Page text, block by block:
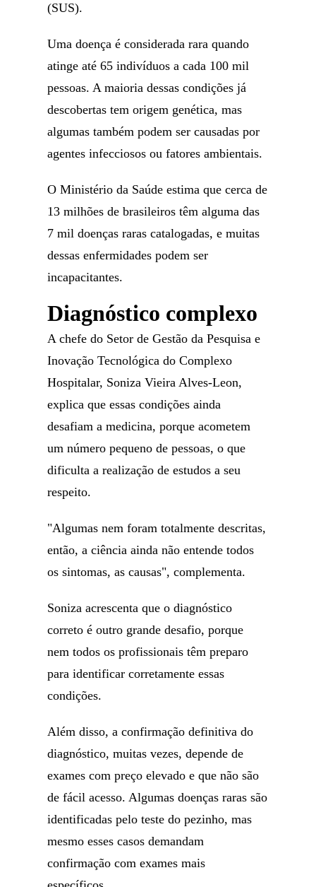
(SUS).
Uma doença é considerada rara quando
atinge até 65 indivíduos a cada 100 mil
pessoas. A maioria dessas condições já
descobertas tem origem genética, mas
algumas também podem ser causadas por
agentes infecciosos ou fatores ambientais.
O Ministério da Saúde estima que cerca de
13 milhões de brasileiros têm alguma das
7 mil doenças raras catalogadas, e muitas
dessas enfermidades podem ser
incapacitantes.
Diagnóstico complexo
A chefe do Setor de Gestão da Pesquisa e
Inovação Tecnológica do Complexo
Hospitalar, Soniza Vieira Alves-Leon,
explica que essas condições ainda
desafiam a medicina, porque acometem
um número pequeno de pessoas, o que
dificulta a realização de estudos a seu
respeito.
"Algumas nem foram totalmente descritas,
então, a ciência ainda não entende todos
os sintomas, as causas", complementa.
Soniza acrescenta que o diagnóstico
correto é outro grande desafio, porque
nem todos os profissionais têm preparo
para identificar corretamente essas
condições.
Além disso, a confirmação definitiva do
diagnóstico, muitas vezes, depende de
exames com preço elevado e que não são
de fácil acesso. Algumas doenças raras são
identificadas pelo teste do pezinho, mas
mesmo esses casos demandam
confirmação com exames mais